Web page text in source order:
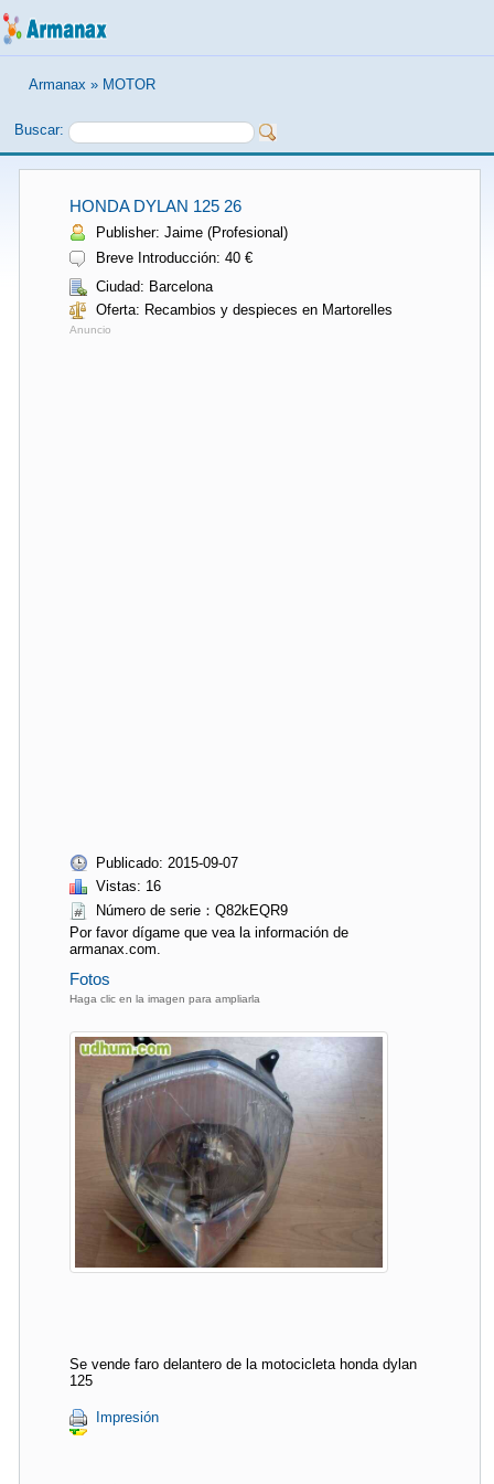
Armanax » MOTOR
Buscar:
HONDA DYLAN 125 26
Publisher: Jaime (Profesional)
Breve Introducción: 40 €
Ciudad: Barcelona
Oferta: Recambios y despieces en Martorelles
Anuncio
Publicado: 2015-09-07
Vistas: 16
Número de serie：Q82kEQR9
Por favor dígame que vea la información de
armanax.com.
Fotos
Haga clic en la imagen para ampliarla
Se vende faro delantero de la motocicleta honda dylan
125
Impresión